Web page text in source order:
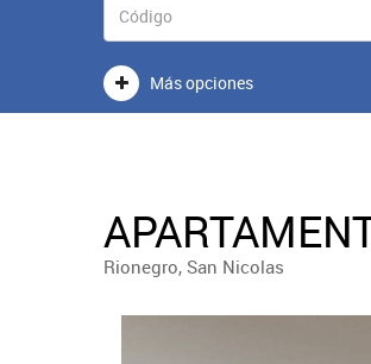
Más opciones
Rionegro, San Nicolas